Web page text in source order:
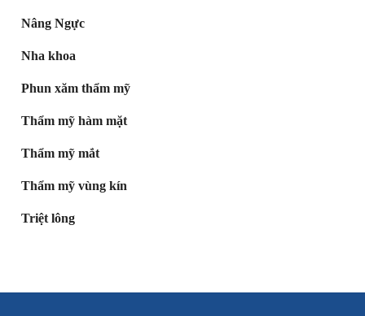
Nâng Ngực
Nha khoa
Phun xăm thẩm mỹ
Thẩm mỹ hàm mặt
Thẩm mỹ mắt
Thẩm mỹ vùng kín
Triệt lông